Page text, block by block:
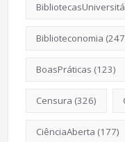
Biblioteconomia
BoasPráticas (123)
Censura (326)
CiênciaAberta (177)